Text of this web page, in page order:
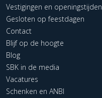
Vestigingen en openingstijden
Gesloten op feestdagen
Contact
Blijf op de hoogte
Blog
SBK in de media
Vacatures
Schenken en ANBI